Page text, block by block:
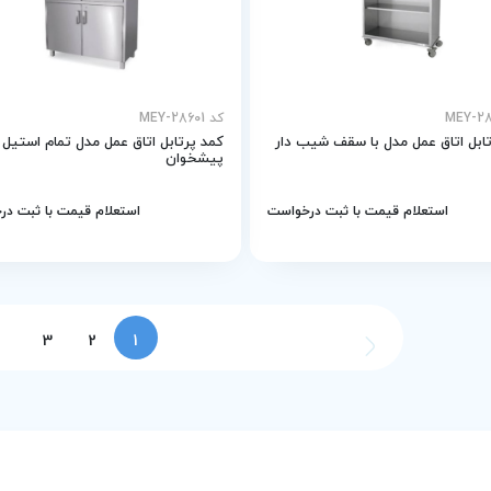
اتاق عمل مدل با سقف شیب دار
استعلام قیمت با ثبت درخواست
کد MEY-28601
کمد پرتابل اتاق عمل مدل تمام استیل
پیشخوان
استعلام قیمت با ثبت
1
2
3